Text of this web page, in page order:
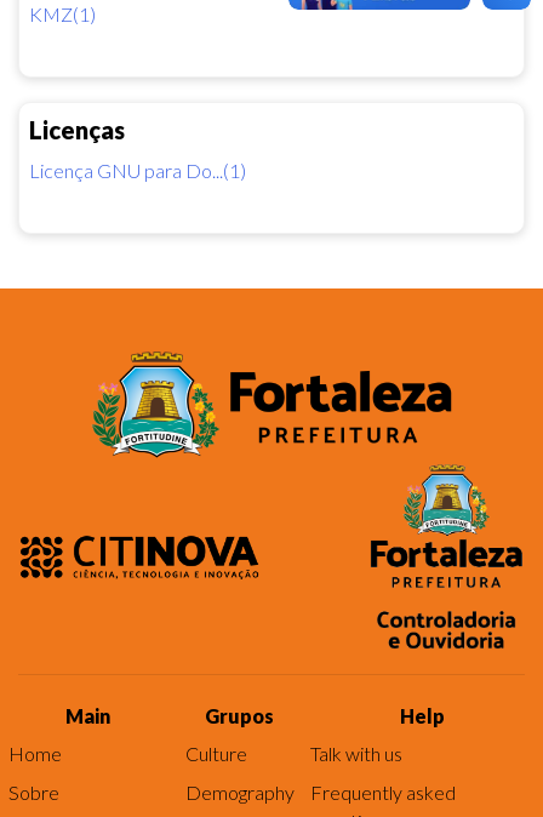
KMZ(1)
Licenças
Licença GNU para Do...(1)
Main
Home
Sobre
Grupos
Culture
Demography
Help
Talk with us
Frequently asked